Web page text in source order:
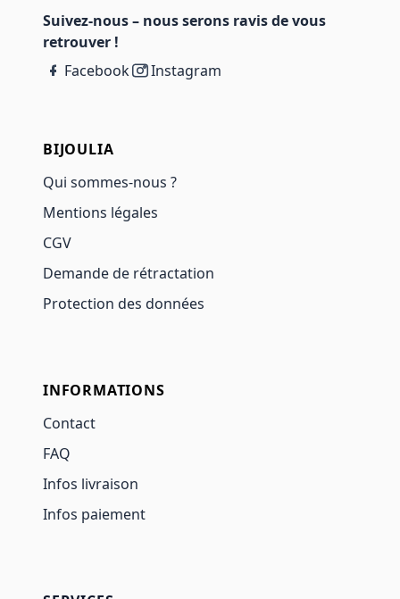
Suivez-nous – nous serons ravis de vous
retrouver !
Facebook
Instagram
BIJOULIA
Qui sommes-nous ?
Mentions légales
CGV
Demande de rétractation
Protection des données
INFORMATIONS
Contact
FAQ
Infos livraison
Infos paiement